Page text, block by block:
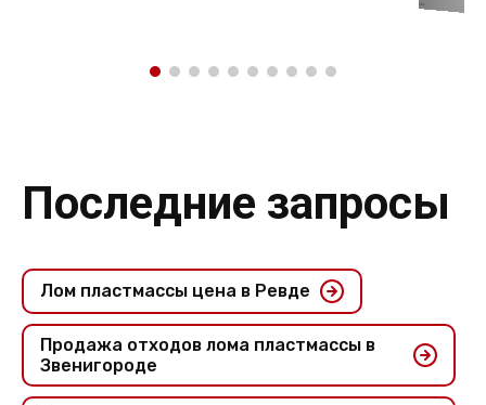
Последние запросы
Лом пластмассы цена в Ревде
Продажа отходов лома пластмассы в
Звенигороде